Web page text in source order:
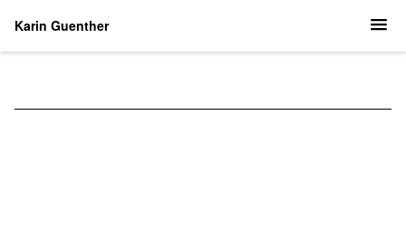
Karin Guenther